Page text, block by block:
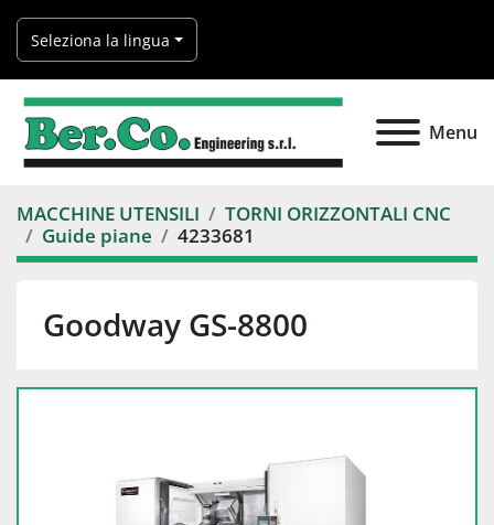
Seleziona la lingua
Menu
MACCHINE UTENSILI
TORNI ORIZZONTALI CNC
Guide piane
4233681
Goodway GS-8800